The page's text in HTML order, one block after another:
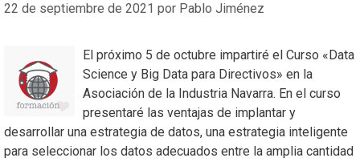
22 de septiembre de 2021 por Pablo Jiménez
El próximo 5 de octubre impartiré el Curso «Data
Science y Big Data para Directivos» en la
Asociación de la Industria Navarra. En el curso
presentaré las ventajas de implantar y
desarrollar una estrategia de datos, una estrategia inteligente
para seleccionar los datos adecuados entre la amplia cantidad